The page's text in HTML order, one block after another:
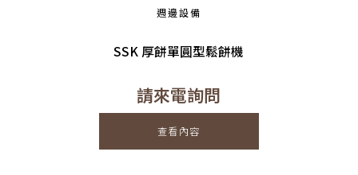
週邊設備
SSK 厚餅單圓型鬆餅機
請來電詢問
查看內容